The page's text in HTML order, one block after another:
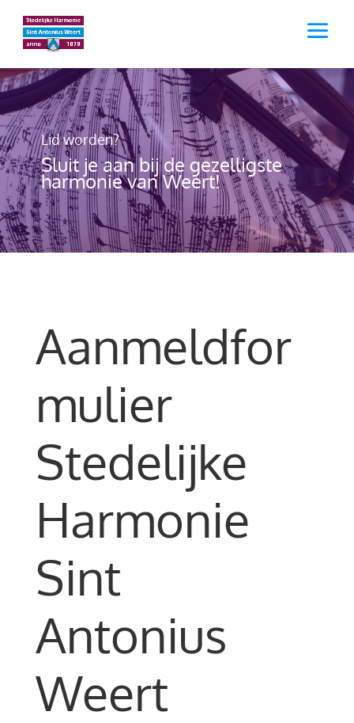
Lid worden?
Sluit je aan bij de gezelligste
harmonie van Weert!
Aanmeldfor
mulier
Stedelijke
Harmonie
Sint
Antonius
Weert